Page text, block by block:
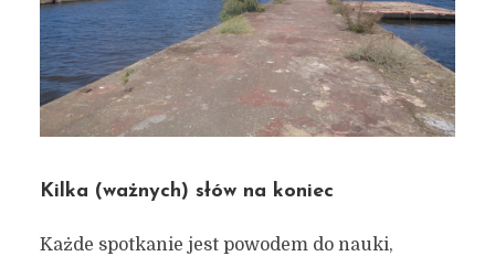
Kilka (ważnych) słów na koniec
Każde spotkanie jest powodem do nauki,